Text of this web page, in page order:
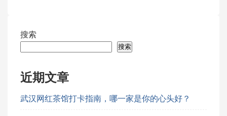
搜索
搜索
近期文章
武汉网红茶馆打卡指南，哪一家是你的心头好？